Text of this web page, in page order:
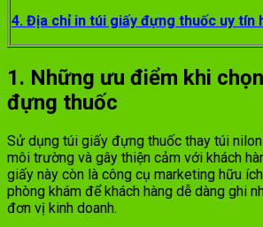
4. Địa chỉ in túi giấy đựng thuốc uy tín
1. Những ưu điểm khi
đựng thuốc
Sử dụng túi giấy đựng thuốc thay túi
môi trường và gây thiện cảm với khách
giấy này còn là công cụ marketing hữu
phòng khám để khách hàng dễ dàng ghi
đơn vị kinh doanh.